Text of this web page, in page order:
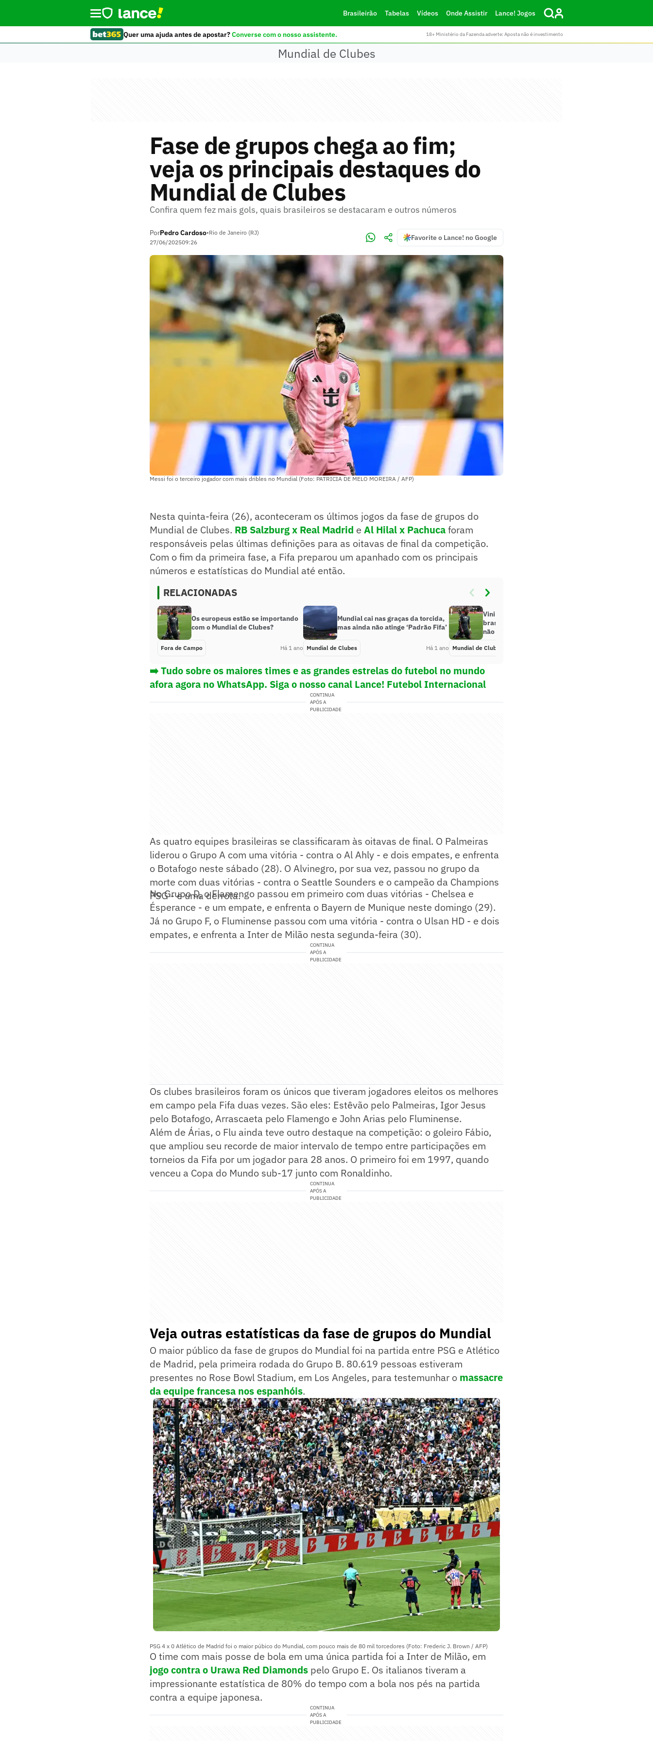
Brasileirão Tabelas Vídeos Onde Assistir Lance! Jogos
Quer uma ajuda antes de apostar?Converse com o nosso assistente. 18+ Ministério da Fazenda adverte: Aposta não é investimento
Mundial de Clubes
Fase de grupos chega ao fim;
veja os principais destaques do
Mundial de Clubes
Confira quem fez mais gols, quais brasileiros se destacaram e outros números
PorPedro Cardoso•Rio de Janeiro (RJ)
27/06/202509:26
Favorite o Lance! no Google
Messi foi o terceiro jogador com mais dribles no Mundial (Foto: PATRICIA DE MELO MOREIRA / AFP)
Nesta quinta-feira (26), aconteceram os últimos jogos da fase de grupos do
Mundial de Clubes. RB Salzburgx Real Madrid e Al Hilal x Pachucaforam
responsáveis pelas últimas definições para as oitavas de final da competição.
Com o fim da primeira fase, a Fifa preparou um apanhado com os principais
números e estatísticas do Mundial até então.
RELACIONADAS
Os europeus estão se importando
com o Mundial de Clubes?
Fora de Campo Há 1 ano
Mundial cai nas graças da torcida,
mas ainda não atinge ‘Padrão Fifa’
Mundial de Clubes Há 1 ano
Vini Jr exalta campanha dos
brasileiros no Mundial: ‘Futebol
não é só Europa’
Mundial de Clubes
➡️ Tudo sobre os maiores times e as grandes estrelas do futebol no mundo
afora agora no WhatsApp. Siga o nosso canal Lance! Futebol Internacional
CONTINUA
APÓS A
PUBLICIDADE
As quatro equipes brasileiras se classificaram às oitavas de final. O Palmeiras
liderou o Grupo A com uma vitória - contra o Al Ahly - e dois empates, e enfrenta
o Botafogo neste sábado (28). O Alvinegro, por sua vez, passou no grupo da
morte com duas vitórias - contra o Seattle Sounders e o campeão da Champions
PSG - e uma derrota.
No Grupo D, o Flamengo passou em primeiro com duas vitórias - Chelsea e
Ésperance - e um empate, e enfrenta o Bayern de Munique neste domingo (29).
Já no Grupo F, o Fluminense passou com uma vitória - contra o Ulsan HD - e dois
empates, e enfrenta a Inter de Milão nesta segunda-feira (30).
CONTINUA
APÓS A
PUBLICIDADE
Os clubes brasileiros foram os únicos que tiveram jogadores eleitos os melhores
em campo pela Fifa duas vezes. São eles: Estêvão pelo Palmeiras, Igor Jesus
pelo Botafogo, Arrascaeta pelo Flamengo e John Arias pelo Fluminense.
Além de Árias, o Flu ainda teve outro destaque na competição: o goleiro Fábio,
que ampliou seu recorde de maior intervalo de tempo entre participações em
torneios da Fifa por um jogador para 28 anos. O primeiro foi em 1997, quando
venceu a Copa do Mundo sub-17 junto com Ronaldinho.
CONTINUA
APÓS A
PUBLICIDADE
Veja outras estatísticas da fase de grupos do Mundial
O maior público da fase de grupos do Mundial foi na partida entre PSG e Atlético
de Madrid, pela primeira rodada do Grupo B. 80.619 pessoas estiveram
presentes no Rose Bowl Stadium, em Los Angeles, para testemunhar o massacre
da equipe francesa nos espanhóis.
PSG 4 x 0 Atlético de Madrid foi o maior púbico do Mundial, com pouco mais de 80 mil torcedores (Foto: Frederic J. Brown / AFP)
O time com mais posse de bola em uma única partida foi a Inter de Milão, em
jogo contra o Urawa Red Diamonds pelo Grupo E. Os italianos tiveram a
impressionante estatística de 80% do tempo com a bola nos pés na partida
contra a equipe japonesa.
CONTINUA
APÓS A
PUBLICIDADE